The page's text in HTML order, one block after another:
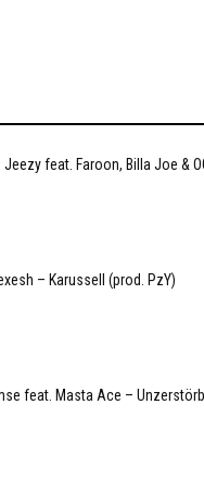
Jeezy feat. Faroon, Billa Joe &
– Karussell (prod. PzY)
feat. Masta Ace –